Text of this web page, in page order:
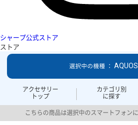
シャープ公式ストア
ストア
アクセサリー
トップ
カテゴリ別
に探す
選択中の機種 ：
こちらの商品は選択中のスマートフォン